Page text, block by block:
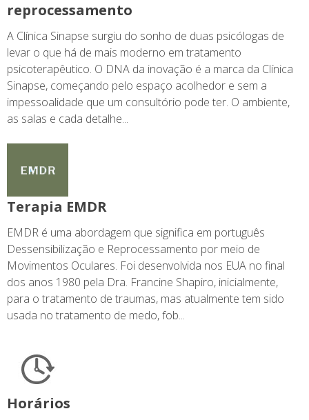
reprocessamento
A Clínica Sinapse surgiu do sonho de duas psicólogas de
levar o que há de mais moderno em tratamento
psicoterapêutico. O DNA da inovação é a marca da Clínica
Sinapse, começando pelo espaço acolhedor e sem a
impessoalidade que um consultório pode ter. O ambiente,
as salas e cada detalhe...
Terapia EMDR
EMDR é uma abordagem que significa em português
Dessensibilização e Reprocessamento por meio de
Movimentos Oculares. Foi desenvolvida nos EUA no final
dos anos 1980 pela Dra. Francine Shapiro, inicialmente,
para o tratamento de traumas, mas atualmente tem sido
usada no tratamento de medo, fob...
Horários